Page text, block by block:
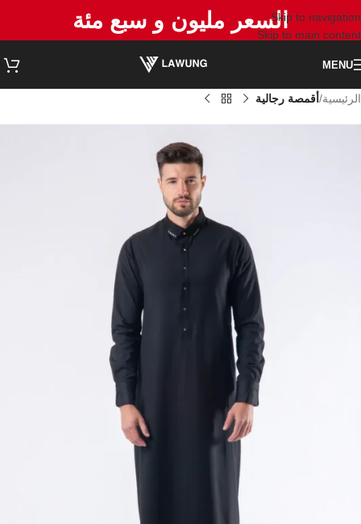
Skip to navigation
Skip to main content
السعر مليون و سبع مئة
MENU
الرئيسية أقمصة رجالية